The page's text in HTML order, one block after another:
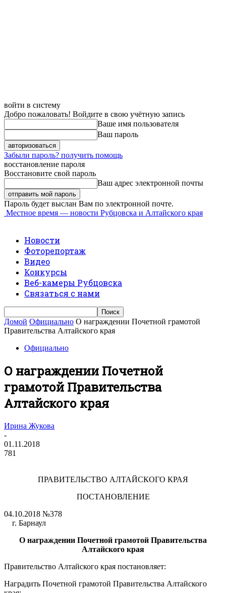
войти в систему
Добро пожаловать! Войдите в свою учётную запись
Ваше имя пользователя
Ваш пароль
Забыли пароль? получить помощь
восстановление пароля
Восстановите свой пароль
Ваш адрес электронной почты
Пароль будет выслан Вам по электронной почте.
Местное время — новости Рубцовска и Алтайского края
Новости
Фоторепортаж
Видео
Конкурсы
Веб-камеры Рубцовска
Связаться с нами
Домой Официально О награждении Почетной грамотой
Правительства Алтайского края
Официально
О награждении Почетной
грамотой Правительства
Алтайского края
Ирина Жукова
-
01.11.2018
781
ПРАВИТЕЛЬСТВО АЛТАЙСКОГО КРАЯ
ПОСТАНОВЛЕНИЕ
04.10.2018 №378
г. Барнаул
О награждении Почетной грамотой Правительства
Алтайского края
Правительство Алтайского края постановляет:
Наградить Почетной грамотой Правительства Алтайского